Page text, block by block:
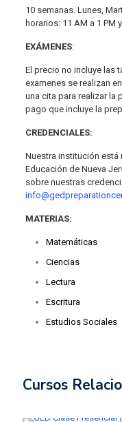
10 semanas. Lunes,
horarios: 11 AM a 1 PM
EXÁMENES:
El precio no incluye las
examenes se realizan
una cita para realizar la
pago que incluye la
CREDENCIALES:
Nuestra institución está
Educación de Nueva
sobre nuestras
MATERIAS:
Matemáticas
Ciencias
Lectura
Escritura
Estudios Sociales
Cursos